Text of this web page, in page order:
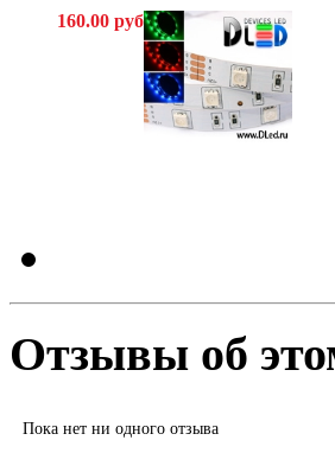
160.00 руб
Отзывы об
Пока нет ни одного отзыва